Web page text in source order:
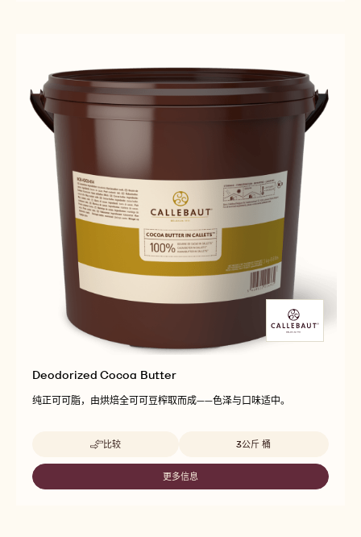
Deodorized Cocoa Butter
纯正可可脂，由烘焙全可可豆榨取而成——色泽与口味适中。
比较
-
DEODORIZED
BUTTER
Beschikbare maten
3公斤 桶
更多信息
-